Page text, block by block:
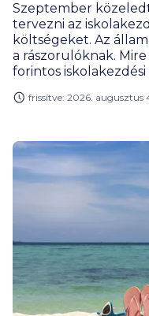
Szeptember
tervezni az
költségeket. Az
a rászorulóknak.
forintos
iskolakezdés ugyanis
közlekedés, étkezés,
de együtt már
büdzsében.
frissítve: 2026. augusztus